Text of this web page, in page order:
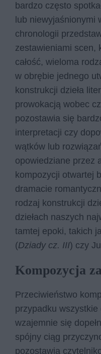
bardzo często
lub niewyjaśnionymi
chronologii
zestawieniami scen,
całość, wieloma
w obrębie jednego
konstrukcji dzieła
prowokacją wobec
pozostawia się
interpretacji czy
wątków lub
opowiedziane przez
kompozycji otwartej
dramacie
rodzaj konstrukcji
dziełach naszych
tamtej epoki, takich
(Dziady cz. III) czy
Kompozycja
Przeciwieństwo
przypadku wszystkie
wzajemnie się
spójny ciąg
pozostawia